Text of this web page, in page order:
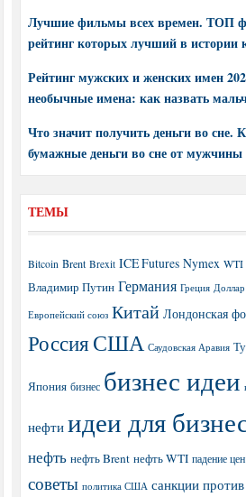
Лучшие фильмы всех времен. ТОП
рейтинг которых лучший в истории
Рейтинг мужских и женских имен
необычные имена: как назвать
Что значит получить деньги во сне.
бумажные деньги во сне от
ТЕМЫ
Bitcoin Brent Brexit ICE Futures Nymex WTI
Владимир Путин Германия Греция Доллар
Европейский союз Китай Лондонская
РоссияСША Саудовская Аравия
Япония бизнес бизнес идеи
нефти идеи для
нефть нефть Brent нефть WTI падение
советы политика США санкции